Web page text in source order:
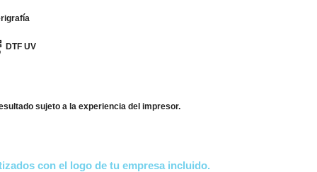
DTF UV
sujeto a la experiencia del impresor.
con el logo de tu empresa incluido.